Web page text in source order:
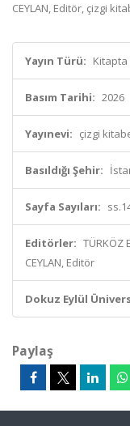
CEYLAN, Editör, çizgi
Yayın Türü:
Basım Tarihi: 2026
Yayınevi: çizgi
Basıldığı Şehir:
Sayfa Sayıları:
Editörler: TÜRKÖZ
CEYLAN, Editör
Dokuz Eylül
Paylaş